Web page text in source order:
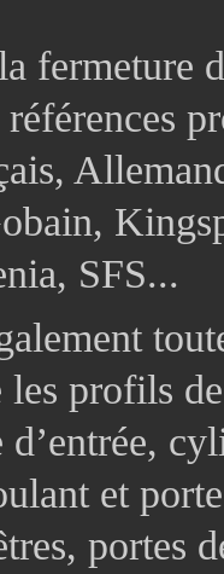
fermeture
SFS...
les profils
d’entrée,
et
portes